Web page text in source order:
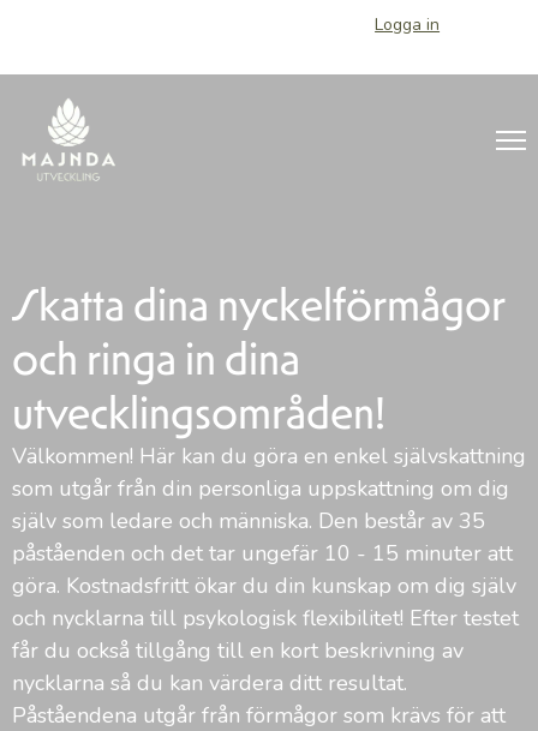
Logga in
Skatta dina nyckelförmågor
och ringa in dina
utvecklingsområden!
Välkommen! Här kan du göra en enkel självskattning
som utgår från din personliga uppskattning om dig
själv som ledare och människa. Den består av 35
påståenden och det tar ungefär 10 - 15 minuter att
göra. Kostnadsfritt ökar du din kunskap om dig själv
och nycklarna till psykologisk flexibilitet! Efter testet
får du också tillgång till en kort beskrivning av
nycklarna så du kan värdera ditt resultat.
Påståendena utgår från förmågor som krävs för att